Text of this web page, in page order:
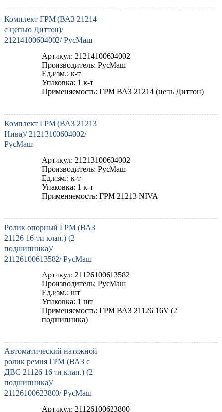
Комплект ГРМ (ВАЗ 21214
с цепью Диттон)/
21214100604002/ РусМаш
Артикул: 21214100604002
Производитель: РусМаш
Ед.изм.: к-т
Упаковка: 1 к-т
Применяемость: ГРМ ВАЗ 21214 (цепь Диттон)
Комплект ГРМ (ВАЗ 21213
Нива)/ 21213100604002/
РусМаш
Артикул: 21213100604002
Производитель: РусМаш
Ед.изм.: к-т
Упаковка: 1 к-т
Применяемость: ГРМ 21213 NIVA
Ролик опорный ГРМ (ВАЗ
21126 16-ти клап.) (2
подшипника)/
21126100613582/ РусМаш
Артикул: 21126100613582
Производитель: РусМаш
Ед.изм.: шт
Упаковка: 1 шт
Применяемость: ГРМ ВАЗ 21126 16V (2
подшипника)
Автоматический натяжной
ролик ремня ГРМ (ВАЗ с
ДВС 21126 16 ти клап.) (2
подшипника)/
21126100623800/ РусМаш
Артикул: 21126100623800